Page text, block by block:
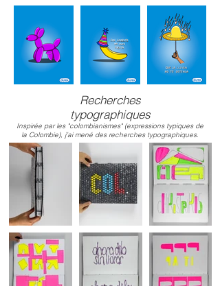
Recherches
typographiques
Inspirée par les "colombianismes" (expressions typiques de
la Colombie), j’ai mené des recherches typographiques.